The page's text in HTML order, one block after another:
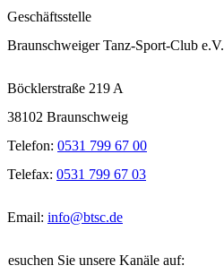
Geschäftsstelle
Braunschweiger Tanz-Sport-Club e.V.
Böcklerstraße 219 A
38102 Braunschweig
Telefon: 0531 799 67 00
Telefax: 0531 799 67 03
Email: info@btsc.de
Sie unsere Kanäle auf: